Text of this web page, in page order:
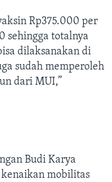
Rp375.000 per
sehingga totalnya
dilaksanakan di
sudah memperoleh
dari MUI,”
Budi Karya
mobilitas